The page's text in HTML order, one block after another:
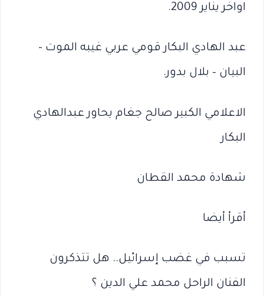
اواخر يناير 2009.
عبد الهادي البكار قومي عربي غيبه الموت –
البيان – بلال بدور.
الاعلامي الكبير صالح جغام يحاور عبدالهادي
البكار
شهادة محمد القطان
أقرأ أيضا
تسبب في غضب إسرائيل.. هل تتذكرون
الفنان الراحل محمد علي الدين ؟